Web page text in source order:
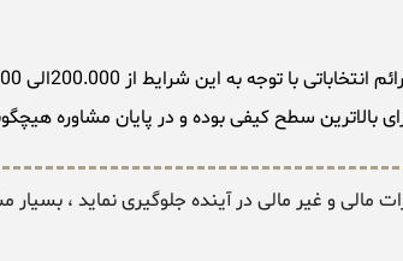
از 200.000الی 1.000.000 تومان متغییر است ،
سطح کیفی بوده و در پایان مشاوره
مالی و غیر مالی در آینده جلوگیری نماید ،